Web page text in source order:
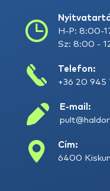
H-P: 8:00-
Sz: 8:00 -
Telefon:
+36 20 945
E-mail:
Cím:
6400